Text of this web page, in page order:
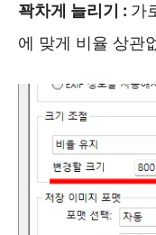
꽉차게 늘리기 : 가
에 맞게 비율 상관